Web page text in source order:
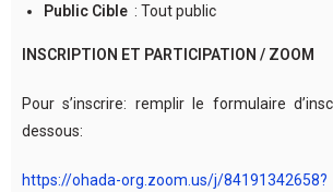
Public Cible : Tout public
INSCRIPTION ET PARTICIPATION / ZOOM
Pour s’inscrire: remplir le formulaire
dessous:
https://ohada-org.zoom.us/j/84191342658?